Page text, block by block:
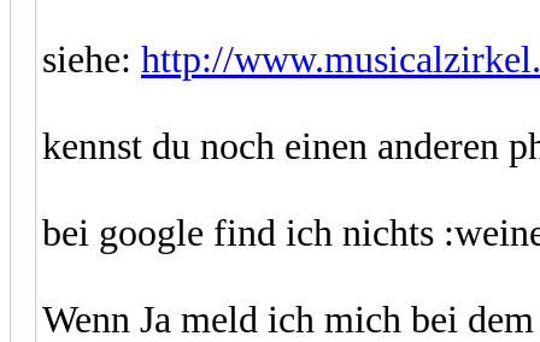
siehe: http://
kennst du noch einen anderen
bei google find ich nichts
Wenn Ja meld ich mich bei